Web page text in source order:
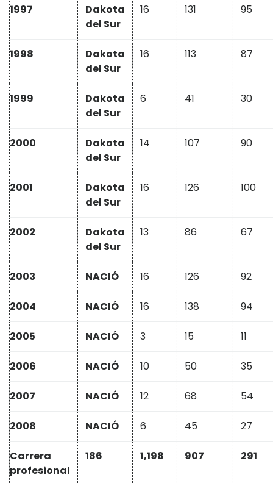
1997
Dakota
del Sur
16 131 95
1998
Dakota
del Sur
16 113 87
1999
Dakota
del Sur
6 41 30
2000
Dakota
del Sur
14 107 90
2001
Dakota
del Sur
16 126 100
2002
Dakota
del Sur
13 86 67
2003 NACIÓ 16 126 92
2004 NACIÓ 16 138 94
2005 NACIÓ 3 15 11
2006 NACIÓ 10 50 35
2007 NACIÓ 12 68 54
2008 NACIÓ 6 45 27
Carrera
profesional
186 1,198 907 291